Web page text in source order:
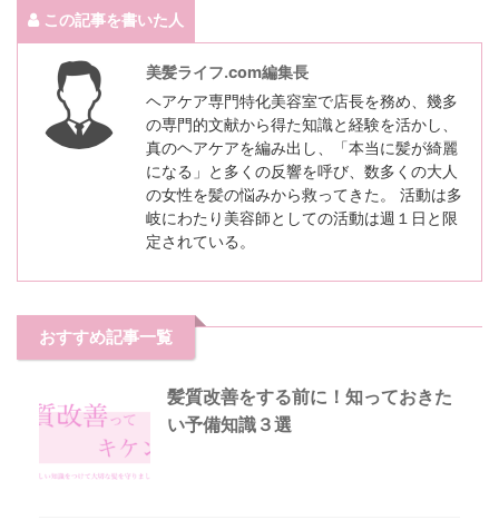
この記事を書いた人
美髪ライフ.com編集長
ヘアケア専門特化美容室で店長を務め、幾多
の専門的文献から得た知識と経験を活かし、
真のヘアケアを編み出し、「本当に髪が綺麗
になる」と多くの反響を呼び、数多くの大人
の女性を髪の悩みから救ってきた。 活動は多
岐にわたり美容師としての活動は週１日と限
定されている。
おすすめ記事一覧
髪質改善をする前に！知っておきた
い予備知識３選